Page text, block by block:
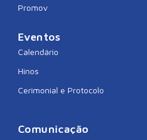
Promov
Eventos
Calendário
Hinos
Cerimonial e Protocolo
Comunicação